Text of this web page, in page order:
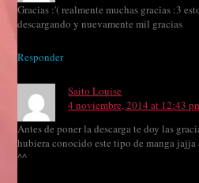
Gracias :'( realmente muchas gracias :3
descargando y nuevamente mil gracias
Responder
Saito Louise
4 noviembre, 2014 at 12:43
Antes de poner la descarga te doy las
hubiera conocido este tipo de manga
^^